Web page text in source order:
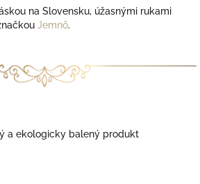
na Slovensku, úžasnými rukami
Jemnô.
a ekologicky balený produkt